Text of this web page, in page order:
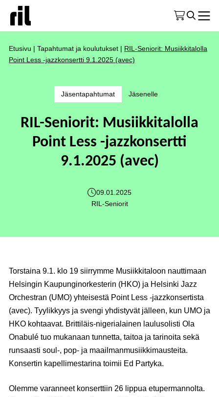
Etusivu | Tapahtumat ja koulutukset | RIL-Seniorit: Musiikkitalolla
Point Less -jazzkonsertti 9.1.2025 (avec)
Jäsentapahtumat Jäsenelle
RIL-Seniorit: Musiikkitalolla
Point Less -jazzkonsertti
9.1.2025 (avec)
09.01.2025
RIL-Seniorit
Torstaina 9.1. klo 19 siirrymme Musiikkitaloon nauttimaan
Helsingin Kaupunginorkesterin (HKO) ja Helsinki Jazz
Orchestran (UMO) yhteisestä Point Less -jazzkonsertista
(avec). Tyylikkyys ja svengi yhdistyvät jälleen, kun UMO ja
HKO kohtaavat. Brittiläis-nigerialainen laulusolisti Ola
Onabulé tuo mukanaan tunnetta, taitoa ja tarinoita sekä
runsaasti soul-, pop- ja maailmanmusiikkimausteita.
Konsertin kapellimestarina toimii Ed Partyka.
Olemme varanneet konserttiin 26 lippua etupermannolta.